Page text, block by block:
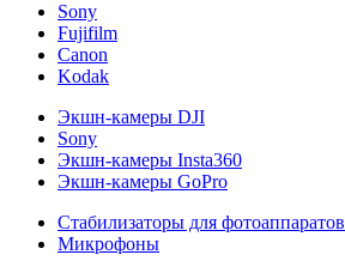
Sony
Fujifilm
Canon
Kodak
Экшн-камеры DJI
Sony
Экшн-камеры Insta360
Экшн-камеры GoPro
Стабилизаторы для фотоаппаратов
Микрофоны